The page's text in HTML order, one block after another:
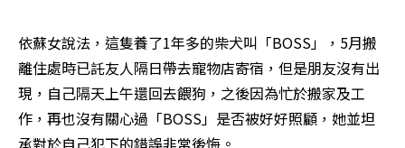
依蘇女說法，這隻養了1年多的柴犬叫「BOSS」，5月搬
離住處時已託友人隔日帶去寵物店寄宿，但是朋友沒有出
現，自己隔天上午還回去餵狗，之後因為忙於搬家及工
作，再也沒有關心過「BOSS」是否被好好照顧，她並坦
承對於自己犯下的錯誤非常後悔。